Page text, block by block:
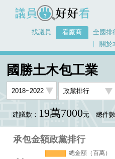
議員好好看
找議員 看廠商 全國排
關於
國勝土木包工業
建議款： 19萬7000元 總件數
承包金額政黨排行